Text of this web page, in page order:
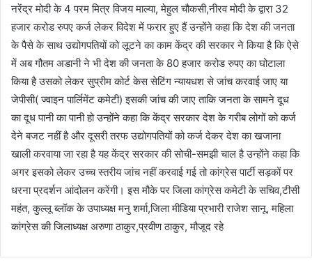
नरेंद्र मोदी के 4 परम मित्र विजय माल्या, मेहुल चौकसी,नीरव मोदी के द्वारा 32
हजार करोड रुपए कर्ज लेकर विदेश में फरार हुए हैं उन्होंने कहा कि देश की जनता
के पैसे के साथ उद्योगपतियों को लूटने का काम केंद्र की सरकार ने किया है कि ऐसे
में अब गौतम अडानी ने भी देश की जनता के 80 हजार करोड रुपए का घोटाला
किया है उसको लेकर सुप्रीम कोर्ट केस सेटिंग न्यायधश से जांच करवाई जाए या
जेपीसी( ज्वाइन पार्लिमेंट कमेटी) इसकी जांच की जाए ताकि जनता के सामने दूध
का दूध पानी का पानी हो उन्होंने कहा कि केंद्र सरकार देश के गरीब लोगों को कर्ज
देने बजट नहीं है और दूसरी तरफ उद्योगपतियों को कर्ज देकर देश का खजाना
खाली करवाया जा रहा है यह केंद्र सरकार की सोची-समझी चाल है उन्होंने कहा कि
अगर इसको लेकर उच्च स्तरीय जांच नहीं करवाई गई तो कांग्रेस पार्टी सड़कों पर
धरना प्रदर्शन आंदोलन करेंगी। इस मौके पर जिला कांग्रेस कमेटी के सचिव,टीसी
महंत, कुल्लू ब्लॉक के उपाध्यक्ष मनु शर्मा,जिला मीडिया प्रभारी राजेश सानू, महिला
कांग्रेस की जिलाध्यक्ष अरुणा ठाकुर,प्रवीण ठाकुर, मौजूद रहे